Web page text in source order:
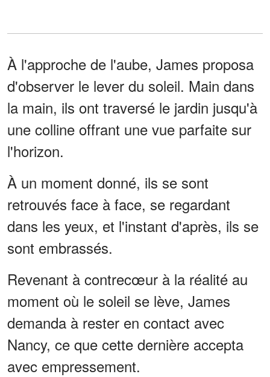
À l'approche de l'aube, James proposa
d'observer le lever du soleil. Main dans
la main, ils ont traversé le jardin jusqu'à
une colline offrant une vue parfaite sur
l'horizon.
À un moment donné, ils se sont
retrouvés face à face, se regardant
dans les yeux, et l'instant d'après, ils se
sont embrassés.
Revenant à contrecœur à la réalité au
moment où le soleil se lève, James
demanda à rester en contact avec
Nancy, ce que cette dernière accepta
avec empressement.